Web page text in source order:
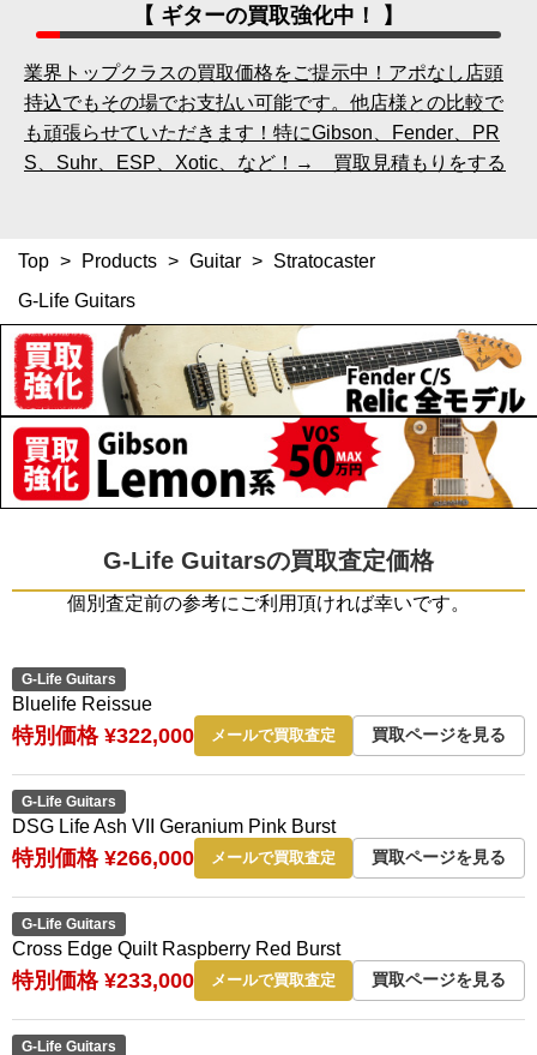
【 ギターの買取強化中！ 】
業界トップクラスの買取価格をご提示中！アポなし店頭
持込でもその場でお支払い可能です。他店様との比較で
も頑張らせていただきます！特にGibson、Fender、PR
S、Suhr、ESP、Xotic、など！→ 買取見積もりをする
Top > Products > Guitar > Stratocaster
G-Life Guitars
G-Life Guitarsの買取査定価格
個別査定前の参考にご利用頂ければ幸いです。
G-Life Guitars
Bluelife Reissue
特別価格 ¥322,000 メールで買取査定 買取ページを見る
G-Life Guitars
DSG Life Ash VII Geranium Pink Burst
特別価格 ¥266,000 メールで買取査定 買取ページを見る
G-Life Guitars
Cross Edge Quilt Raspberry Red Burst
特別価格 ¥233,000 メールで買取査定 買取ページを見る
G-Life Guitars